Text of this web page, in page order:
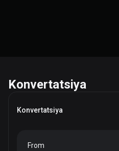
Konvertatsiya
Konvertatsiya
From